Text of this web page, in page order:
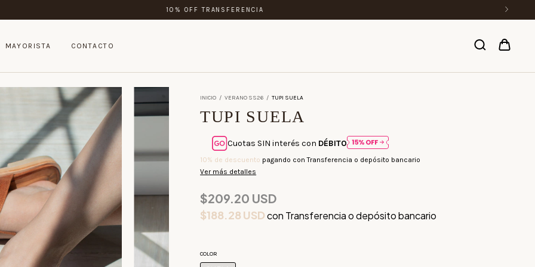
10% OFF TRANSFERENCIA
MAYORISTA CONTACTO
INICIO / VERANO SS26 / TUPI SUELA
TUPI SUELA
$209.20 USD
$188.28 USDcon Transferencia o depósito bancario
Cuotas SIN interés con DÉBITO
10% de descuento pagando con Transferencia o depósito bancario
Ver más detalles
COLOR